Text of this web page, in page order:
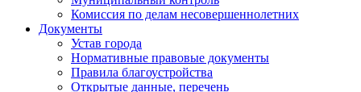
Комиссия по делам несовершеннолетних
Документы
Устав города
Нормативные правовые документы
Правила благоустройства
Открытые данные, перечень